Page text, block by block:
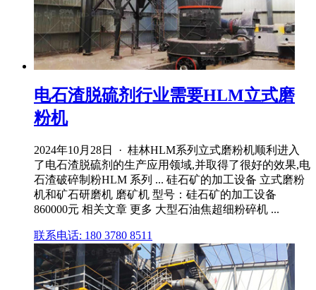
电石渣脱硫剂行业需要HLM立式磨
粉机
2024年10月28日 · 桂林HLM系列立式磨粉机顺利进入
了电石渣脱硫剂的生产应用领域,并取得了很好的效果,电
石渣破碎制粉HLM 系列 ... 硅石矿的加工设备 立式磨粉
机和矿石研磨机 磨矿机 型号：硅石矿的加工设备
860000元 相关文章 更多 大型石油焦超细粉碎机 ...
联系电话: 180 3780 8511